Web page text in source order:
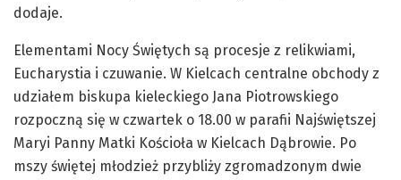
dodaje.
Elementami Nocy Świętych są procesje z relikwiami,
Eucharystia i czuwanie. W Kielcach centralne obchody z
udziałem biskupa kieleckiego Jana Piotrowskiego
rozpoczną się w czwartek o 18.00 w parafii Najświętszej
Maryi Panny Matki Kościoła w Kielcach Dąbrowie. Po
mszy świętej młodzież przybliży zgromadzonym dwie